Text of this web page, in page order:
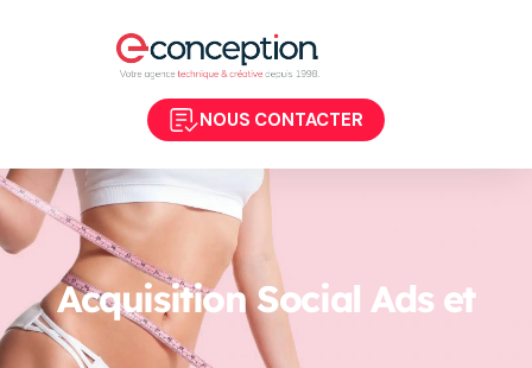
NOUS CONTACTER
Acquisition Social Ads et